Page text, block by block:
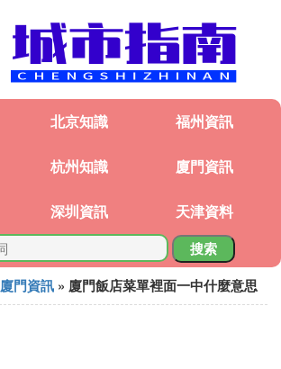
北京知識 福州資訊
杭州知識 廈門資訊
深圳資訊 天津資料
搜索
廈門資訊 » 廈門飯店菜單裡面一中什麼意思